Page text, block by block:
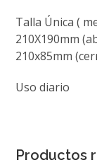
Talla Única (
210X190mm
210x85mm
Uso diario
Productos